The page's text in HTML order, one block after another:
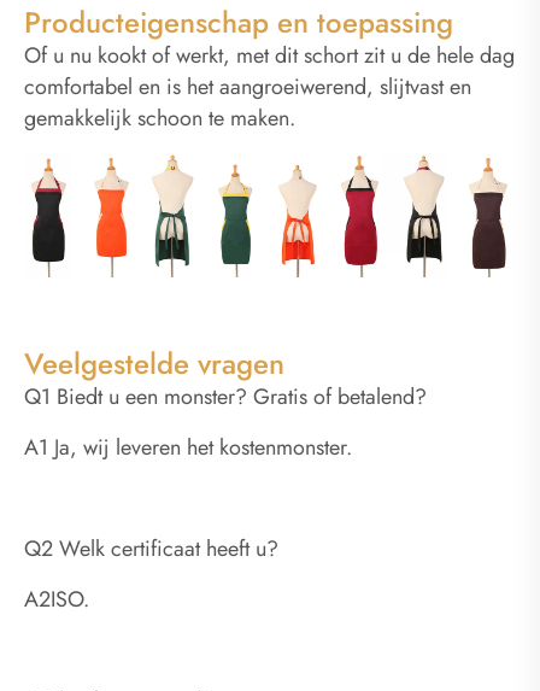
Producteigenschap en toepassing
Of u nu kookt of werkt, met dit schort zit u de hele dag
comfortabel en is het aangroeiwerend, slijtvast en
gemakkelijk schoon te maken.
Veelgestelde vragen
Q1 Biedt u een monster? Gratis of betalend?
A1 Ja, wij leveren het kostenmonster.
Q2 Welk certificaat heeft u?
A2ISO.